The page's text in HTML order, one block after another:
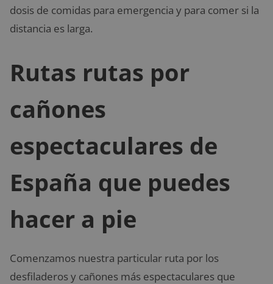
dosis de comidas para emergencia y para comer si la
distancia es larga.
Rutas rutas por
cañones
espectaculares de
España que puedes
hacer a pie
Comenzamos nuestra particular ruta por los
desfiladeros y cañones más espectaculares que